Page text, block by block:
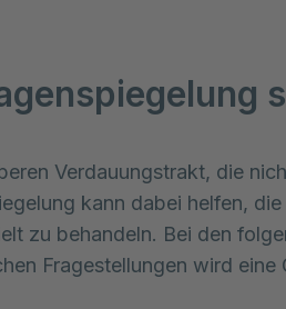
Verdauungstrakt, die
kann dabei helfen,
zu behandeln. Bei den
Fragestellungen wird eine